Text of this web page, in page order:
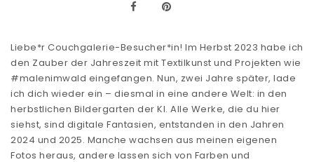
Liebe*r Couchgalerie-Besucher*in! Im Herbst 2023 habe ich
den Zauber der Jahreszeit mit Textilkunst und Projekten wie
#malenimwald eingefangen. Nun, zwei Jahre später, lade
ich dich wieder ein – diesmal in eine andere Welt: in den
herbstlichen Bildergarten der KI. Alle Werke, die du hier
siehst, sind digitale Fantasien, entstanden in den Jahren
2024 und 2025. Manche wachsen aus meinen eigenen
Fotos heraus, andere lassen sich von Farben und